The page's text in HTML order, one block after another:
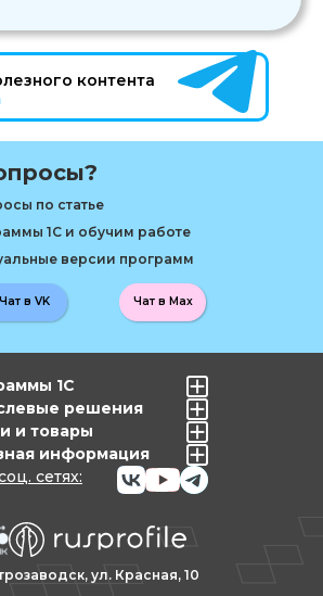
контента
по статье
1С и обучим работе
версии программ
Чат в Max
Чат в VK
ул. Красная, 10
сетях:
1С
решения
и товары
информация